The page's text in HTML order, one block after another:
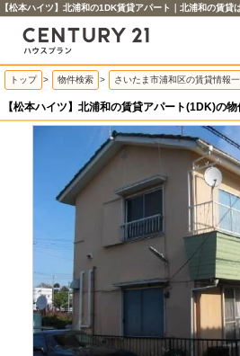
【松本ハイツ】北浦和の1DK賃貸アパート｜北浦和の賃
トップ > 物件検索 > さいたま市浦和区の賃貸情報
【松本ハイツ】北浦和の賃貸アパート(1DK)の物